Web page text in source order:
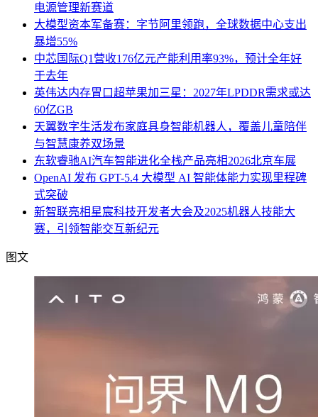
电源管理新赛道
大模型资本军备赛：字节阿里领跑，全球数据中心支出
暴增55%
中芯国际Q1营收176亿元产能利用率93%，预计全年好
于去年
英伟达内存胃口超苹果加三星：2027年LPDDR需求或达
60亿GB
天翼数字生活发布家庭具身智能机器人，覆盖儿童陪伴
与智慧康养双场景
东软睿驰AI汽车智能进化全栈产品亮相2026北京车展
OpenAI 发布 GPT-5.4 大模型 AI 智能体能力实现里程碑
式突破
新智联亮相星宸科技开发者大会及2025机器人技能大
赛，引领智能交互新纪元
图文